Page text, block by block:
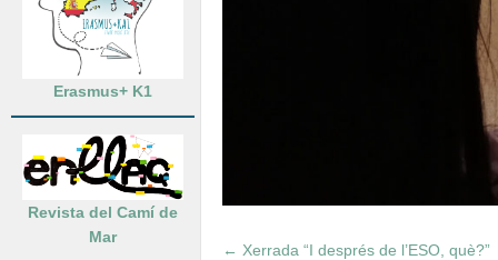
Erasmus+ K1
Revista del Camí de
Mar
← Xerrada “I després de l’ESO, què?”